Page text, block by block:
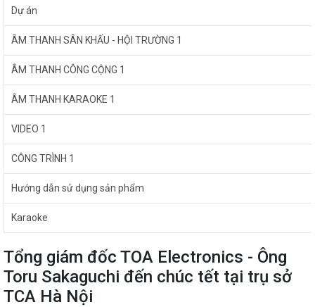
Dự án
ÂM THANH SÂN KHẤU - HỘI TRƯỜNG 1
ÂM THANH CÔNG CỘNG 1
ÂM THANH KARAOKE 1
VIDEO 1
CÔNG TRÌNH 1
Hướng dẫn sử dụng sản phẩm
Karaoke
Tổng giám đốc TOA Electronics - Ông
Toru Sakaguchi đến chúc tết tại trụ sở
TCA Hà Nội